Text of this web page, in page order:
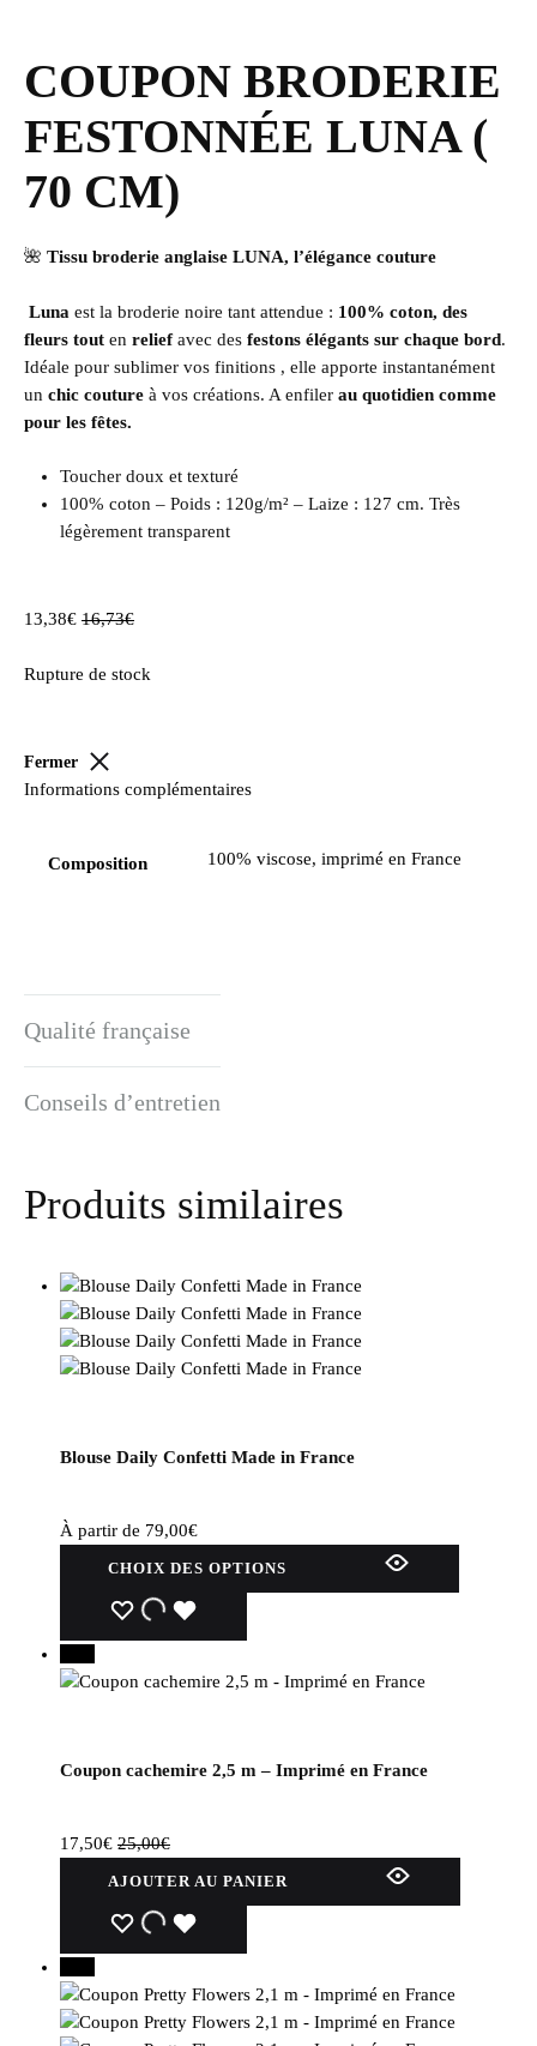
COUPON BRODERIE
FESTONNÉE LUNA (
70 CM)
🌺 Tissu broderie anglaise LUNA, l’élégance couture
Luna est la broderie noire tant attendue : 100% coton, des
fleurs tout en reliefavec des festons élégants sur chaque bord.
Idéale pour sublimer vos finitions , elle apporte instantanément
un chic couture à vos créations. A enfiler au quotidien comme
pour les fêtes.
Toucher doux et texturé
100% coton – Poids : 120g/m² – Laize : 127 cm. Très
légèrement transparent
13,38€ 16,73€
Rupture de stock
Fermer
Informations complémentaires
Composition 100% viscose, imprimé en France
Qualité française
Conseils d’entretien
Produits similaires
Blouse Daily Confetti Made in France
À partir de 79,00€
CHOIX DES OPTIONS
être
la
WISHLIST
WISHLIST
Coupon cachemire 2,5 m – Imprimé en France
17,50€ 25,00€
AJOUTER AU PANIER
WISHLIST
WISHLIST